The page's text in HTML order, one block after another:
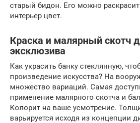
старый бидон. Его можно
интерьер цвет.
Краска и малярный скотч
эксклюзива
Как украсить банку стеклянную,
произведение искусства? На
множество вариаций. Самая
применение малярного скотча и
Колорит на ваше усмотрение.
варьируется исходя из концепции